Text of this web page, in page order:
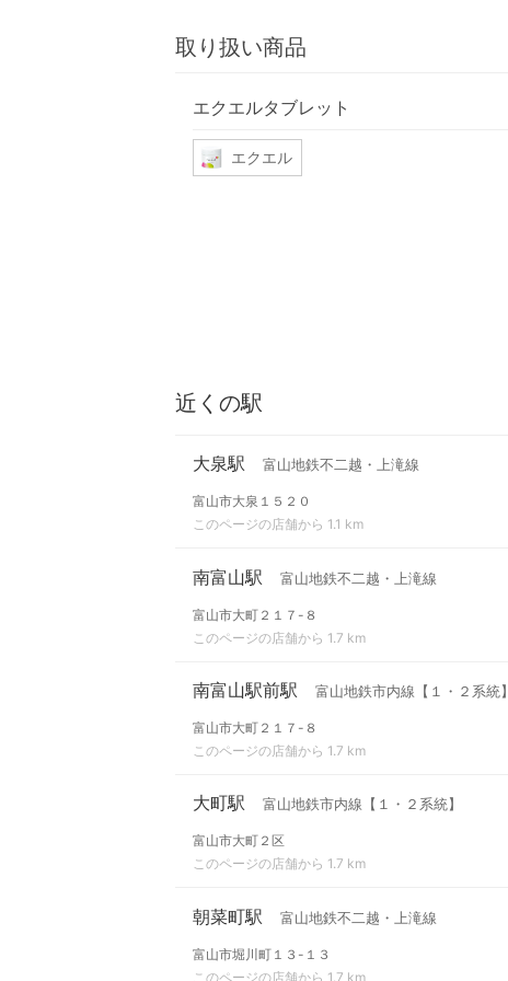
取り扱い商品
エクエルタブレット
エクエル
近くの駅
大泉駅 富山地鉄不二越・上滝線
富山市大泉１５２０
このページの店舗から 1.1 km
南富山駅 富山地鉄不二越・上滝線
富山市大町２１７-８
このページの店舗から 1.7 km
南富山駅前駅 富山地鉄市内線【１・２系統】
富山市大町２１７-８
このページの店舗から 1.7 km
大町駅 富山地鉄市内線【１・２系統】
富山市大町２区
このページの店舗から 1.7 km
朝菜町駅 富山地鉄不二越・上滝線
富山市堀川町１３-１３
このページの店舗から 1.7 km